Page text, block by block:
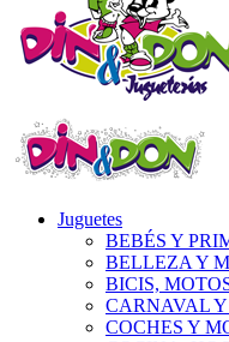
Juguetes
BEBÉS Y
BELLEZA Y
BICIS,
CARNAVAL Y
COCHES Y